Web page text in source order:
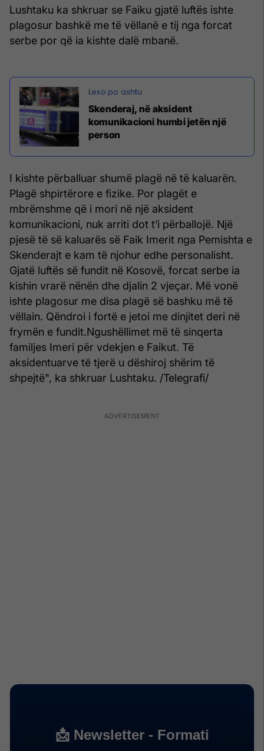
Lushtaku ka shkruar se Faiku gjatë luftës ishte
plagosur bashkë me të vëllanë e tij nga forcat
serbe por që ia kishte dalë mbanë.
Skenderaj, në aksident
komunikacioni humbi jetën një
person
I kishte përballuar shumë plagë në të kaluarën.
Plagë shpirtërore e fizike. Por plagët e
mbrëmshme që i mori në një aksident
komunikacioni, nuk arriti dot t’i përballojë. Një
pjesë të së kaluarës së Faik Imerit nga Pemishta e
Skenderajt e kam të njohur edhe personalisht.
Gjatë luftës së fundit në Kosovë, forcat serbe ia
kishin vrarë nënën dhe djalin 2 vjeçar. Më vonë
ishte plagosur me disa plagë së bashku më të
vëllain. Qëndroi i fortë e jetoi me dinjitet deri në
frymën e fundit.Ngushëllimet më të sinqerta
familjes Imeri për vdekjen e Faikut. Të
aksidentuarve të tjerë u dëshiroj shërim të
shpejtë", ka shkruar Lushtaku. /Telegrafi/